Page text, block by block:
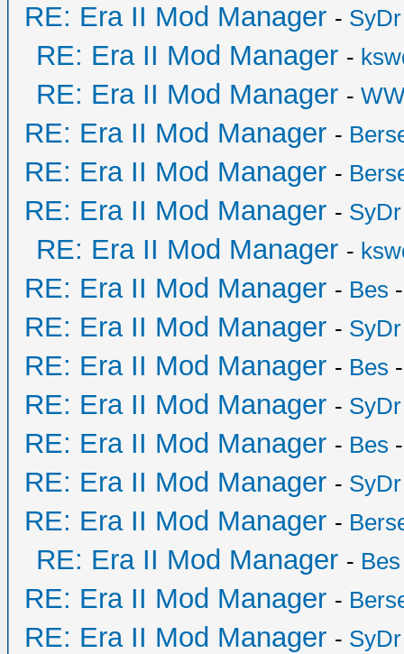
RE: Era II Mod Manager - SyDr
RE: Era II Mod Manager -
RE: Era II Mod Manager -
RE: Era II Mod Manager -
RE: Era II Mod Manager -
RE: Era II Mod Manager - SyDr
RE: Era II Mod Manager -
RE: Era II Mod Manager - Bes
RE: Era II Mod Manager - SyDr
RE: Era II Mod Manager - Bes
RE: Era II Mod Manager - SyDr
RE: Era II Mod Manager - Bes
RE: Era II Mod Manager - SyDr
RE: Era II Mod Manager -
RE: Era II Mod Manager - Bes
RE: Era II Mod Manager -
RE: Era II Mod Manager - SyDr